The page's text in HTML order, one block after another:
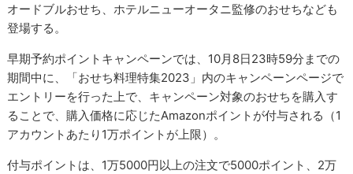
オードブルおせち、ホテルニューオータニ監修のおせちなども
登場する。
早期予約ポイントキャンペーンでは、10月8日23時59分までの
期間中に、「おせち料理特集2023」内のキャンペーンページで
エントリーを行った上で、キャンペーン対象のおせちを購入す
ることで、購入価格に応じたAmazonポイントが付与される（1
アカウントあたり1万ポイントが上限）。
付与ポイントは、1万5000円以上の注文で5000ポイント、2万